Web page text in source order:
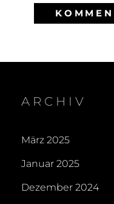
ARCHIV
März 2025
Januar 2025
Dezember 2024